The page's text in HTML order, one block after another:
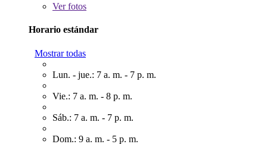
Verfotos
Horario estándar
Mostrar todas
Lun. - jue.: 7 a. m. - 7 p. m.
Vie.: 7 a. m. - 8 p. m.
Sáb.: 7 a. m. - 7 p. m.
Dom.: 9 a. m. - 5 p. m.